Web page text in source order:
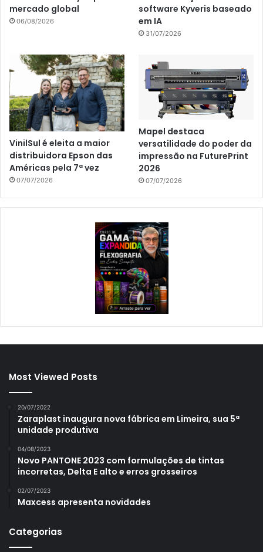
mercado global
06/08/2026
software Kyveris baseado
em IA
31/07/2026
VinilSul é eleita a maior
distribuidora Epson das
Américas pela 7ª vez
07/07/2026
Mapel destaca
versatilidade do poder da
impressão na FuturePrint
2026
07/07/2026
Most Viewed Posts
20/07/2022
Zaraplast inaugura nova fábrica em Limeira, sua 5ª
unidade produtiva
04/08/2023
Novo PANTONE 2023 com formulações de tintas
incorretas, Delta E alto e erros grosseiros
02/07/2023
Maxcess apresenta novidades
Categorias